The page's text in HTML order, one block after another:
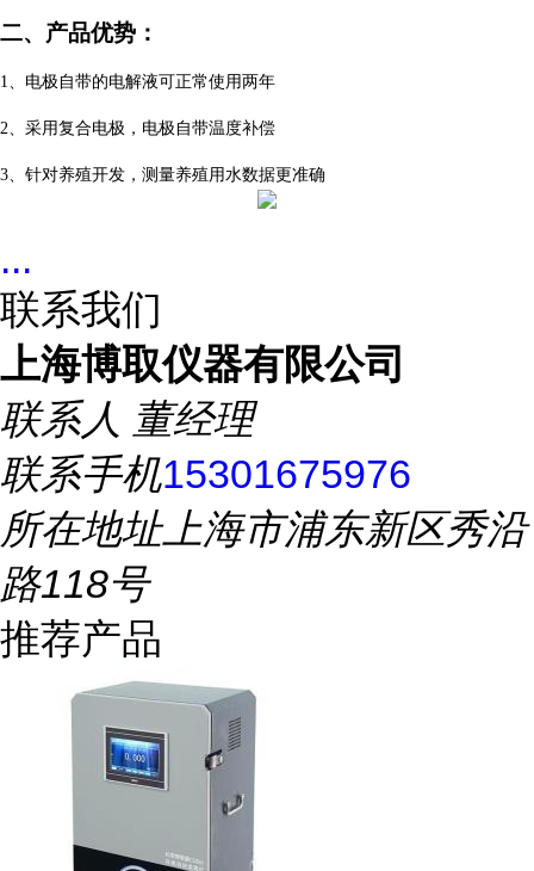
二、 产品优势：
1、 电极自带的电解液可正常使用两年
2、 采用复合电极，电极自带温度补偿
3、 针对养殖开发，测量养殖用水数据更准确
...
联系我们
上海博取仪器有限公司
联系人 董经理
联系手机15301675976
所在地址上海市浦东新区秀沿
路118号
推荐产品